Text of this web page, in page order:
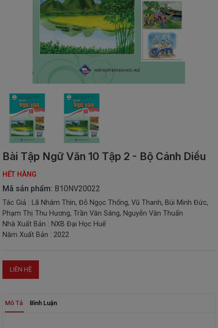
SÁCH
THIẾU
TIẾNG
SÁCH
NGOẠI
NGỮ
VPP
-
ĐỒ
DÙNG
SINH
QUÀ
TẶNG
ĐỒ
CHƠI
THIẾT
STEM
Bài Tập Ngữ Văn 10 Tập 2 - Bộ Cánh Diều
HẾT HÀNG
Mã sản phẩm: B10NV20022
Tác Giả : Lã Nhâm Thìn, Đỗ Ngọc Thống, Vũ Thanh, Bùi Minh Đức,
Phạm Thị Thu Hương, Trần Văn Sáng, Nguyễn Văn Thuấn
Nhà Xuất Bản : NXB Đại Học Huế
Năm Xuất Bản : 2022
LIÊN HỆ
Mô Tả Bình Luận